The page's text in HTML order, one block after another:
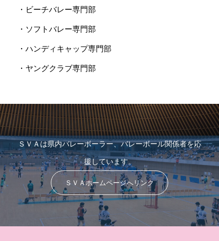
・ビーチバレー専門部
・ソフトバレー専門部
・ハンディキャップ専門部
・ヤングクラブ専門部
ＳＶＡは県内バレーボーラー、バレーボール関係者を応
援しています。
ＳＶＡホームページへリンク